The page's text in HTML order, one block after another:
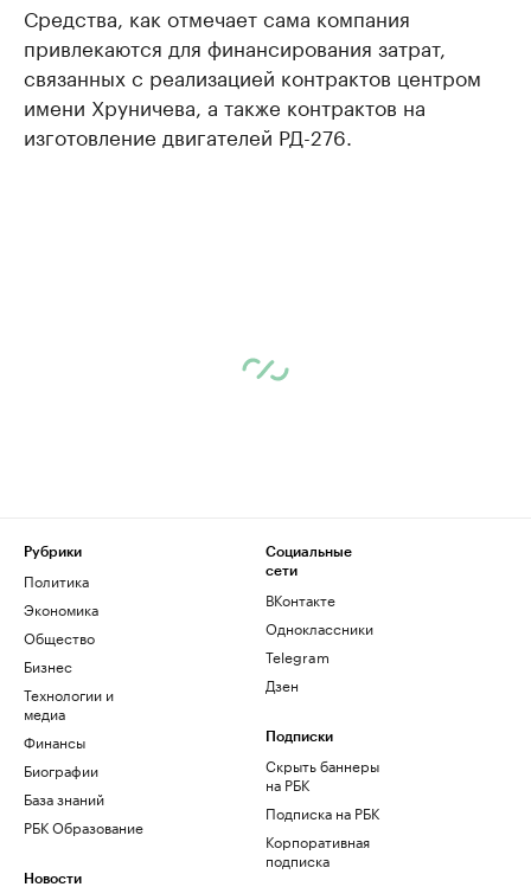
Средства, как отмечает сама компания
привлекаются для финансирования затрат,
связанных с реализацией контрактов центром
имени Хруничева, а также контрактов на
изготовление двигателей РД-276.
Рубрики
Политика
Экономика
Общество
Бизнес
Технологии и
медиа
Финансы
Биографии
База знаний
РБК Образование
Новости
Социальные
сети
ВКонтакте
Одноклассники
Telegram
Дзен
Подписки
Скрыть баннеры
на РБК
Подписка на РБК
Корпоративная
подписка